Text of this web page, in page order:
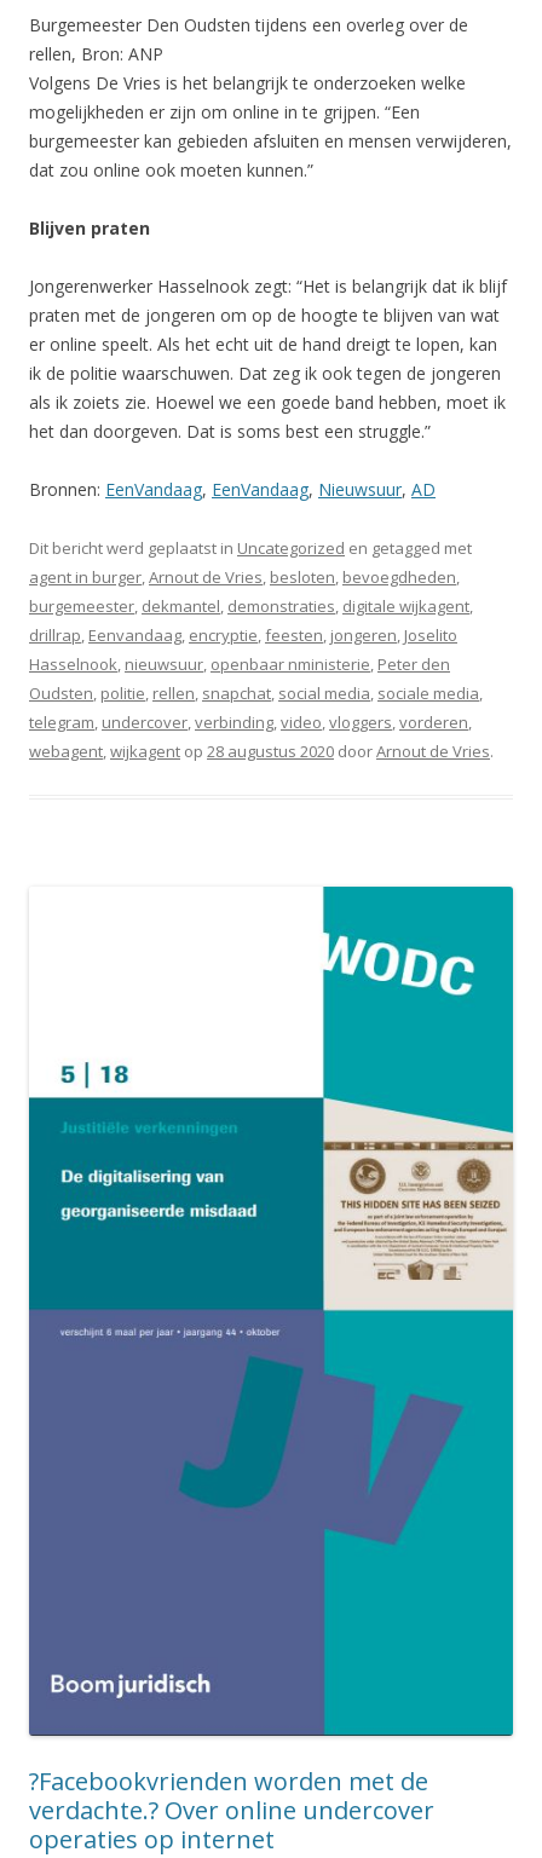
Burgemeester Den Oudsten tijdens een overleg over de
rellen, Bron: ANP
Volgens De Vries is het belangrijk te onderzoeken welke
mogelijkheden er zijn om online in te grijpen. “Een
burgemeester kan gebieden afsluiten en mensen verwijderen,
dat zou online ook moeten kunnen.”
Blijven praten
Jongerenwerker Hasselnook zegt: “Het is belangrijk dat ik blijf
praten met de jongeren om op de hoogte te blijven van wat
er online speelt. Als het echt uit de hand dreigt te lopen, kan
ik de politie waarschuwen. Dat zeg ik ook tegen de jongeren
als ik zoiets zie. Hoewel we een goede band hebben, moet ik
het dan doorgeven. Dat is soms best een struggle.”
Bronnen: EenVandaag, EenVandaag, Nieuwsuur, AD
Dit bericht werd geplaatst in Uncategorized en getagged met
agent in burger,Arnout de Vries, besloten, bevoegdheden,
burgemeester, dekmantel, demonstraties, digitale wijkagent,
drillrap, Eenvandaag, encryptie,feesten, jongeren, Joselito
Hasselnook, nieuwsuur, openbaar nministerie, Peter den
Oudsten, politie, rellen, snapchat, social media, sociale media,
telegram, undercover,verbinding,video,vloggers,vorderen,
webagent,wijkagent op 28 augustus 2020 doorArnout de Vries.
?Facebookvrienden worden met de
verdachte.? Over online undercover
operaties op internet